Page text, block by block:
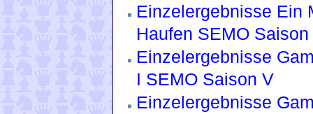
Einzelergebnisse Ein
Haufen SEMO Saison
Einzelergebnisse
I SEMO Saison V
Einzelergebnisse